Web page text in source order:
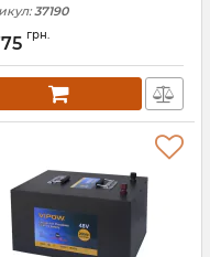
37190
грн.